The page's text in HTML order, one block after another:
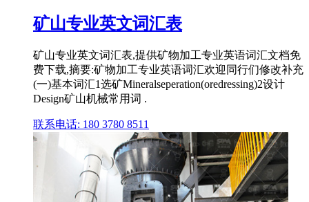
矿山专业英文词汇表
矿山专业英文词汇表,提供矿物加工专业英语词汇文档免
费下载,摘要:矿物加工专业英语词汇欢迎同行们修改补充
(一)基本词汇1选矿Mineralseperation(oredressing)2设计
Design矿山机械常用词 .
联系电话: 180 3780 8511